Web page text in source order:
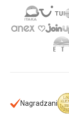
Nagradzani